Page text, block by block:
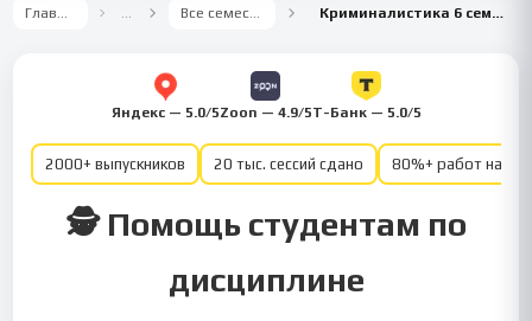
Главная … Все семестры Криминалистика 6 семестр
Яндекс — 5.0/5Zoon — 4.9/5Т-Банк — 5.0/5
2000+ выпускников 20 тыс. сессий сдано 80%+ работ на
🕵️ Помощь студентам по
дисциплине